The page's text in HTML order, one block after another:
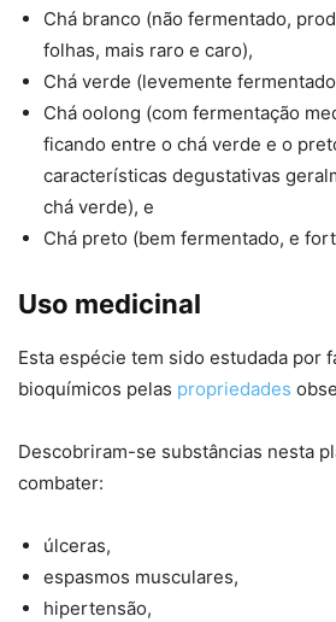
Chá branco (não fermentado,
folhas, mais raro e caro),
Chá verde (levemente
Chá oolong (com fermentação
ficando entre o chá verde e o
características degustativas
chá verde), e
Chá preto (bem fermentado, e
Uso medicinal
Esta espécie tem sido estudada por
bioquímicos pelas propriedades
Descobriram-se substâncias nesta
combater:
úlceras,
espasmos musculares,
hipertensão,